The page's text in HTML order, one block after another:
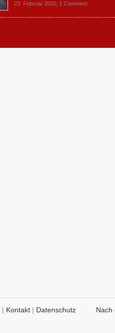
23. Februar 2020, 1 Comment
| Kontakt | Datenschutz Nach